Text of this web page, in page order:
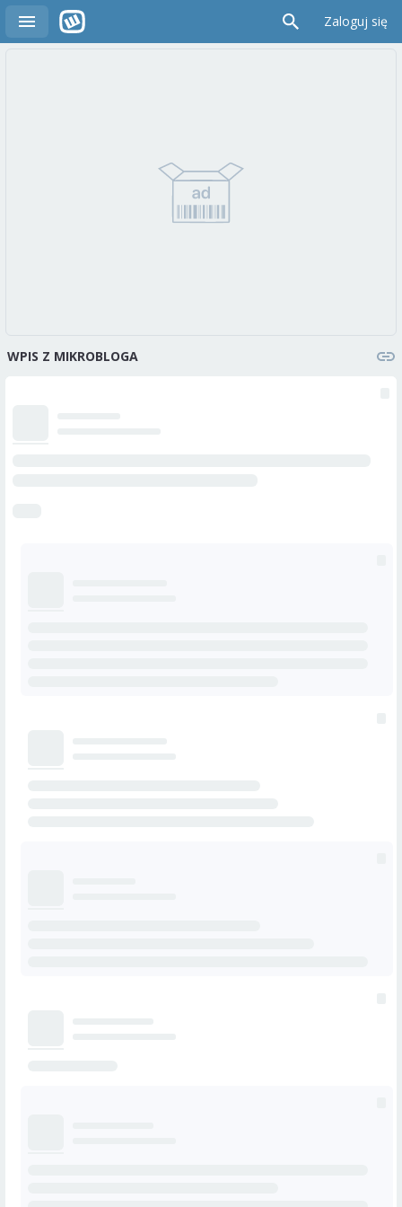
Zaloguj się
WPIS Z MIKROBLOGA